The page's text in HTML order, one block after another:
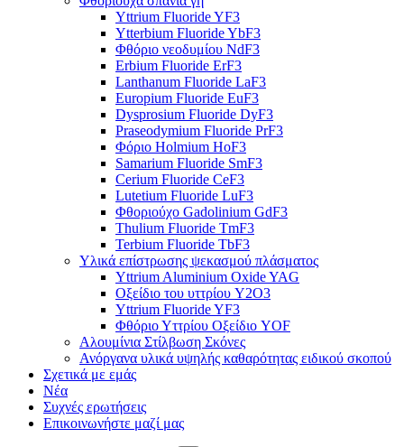
Yttrium Fluoride YF3
Ytterbium Fluoride YbF3
Φθόριο νεοδυμίου NdF3
Erbium Fluoride ErF3
Lanthanum Fluoride LaF3
Europium Fluoride EuF3
Dysprosium Fluoride DyF3
Praseodymium Fluoride PrF3
Φόριο Holmium HoF3
Samarium Fluoride SmF3
Cerium Fluoride CeF3
Lutetium Fluoride LuF3
Φθοριούχο Gadolinium GdF3
Thulium Fluoride TmF3
Terbium Fluoride TbF3
Υλικά επίστρωσης ψεκασμού πλάσματος
Yttrium Aluminium Oxide YAG
Οξείδιο του υττρίου Y2O3
Yttrium Fluoride YF3
Φθόριο Υττρίου Οξείδιο YOF
Αλουμίνια Στίλβωση Σκόνες
Ανόργανα υλικά υψηλής καθαρότητας ειδικού σκοπού
Σχετικά με εμάς
Νέα
Συχνές ερωτήσεις
Επικοινωνήστε μαζί μας